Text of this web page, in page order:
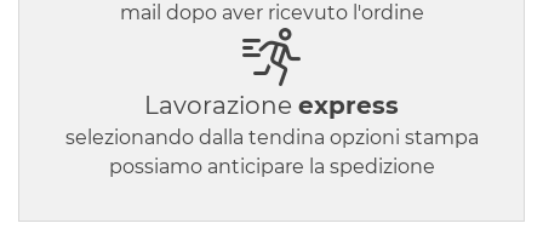
mail dopo aver ricevuto l'ordine
Lavorazione express
selezionando dalla tendina opzioni stampa
possiamo anticipare la spedizione